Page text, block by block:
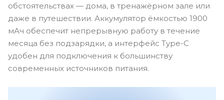
обстоятельствах — дома, в тренажёрном зале или
даже в путешествии. Аккумулятор ёмкостью 1900
мАч обеспечит непрерывную работу в течение
месяца без подзарядки, а интерфейс Type-C
удобен для подключения к большинству
современных источников питания.